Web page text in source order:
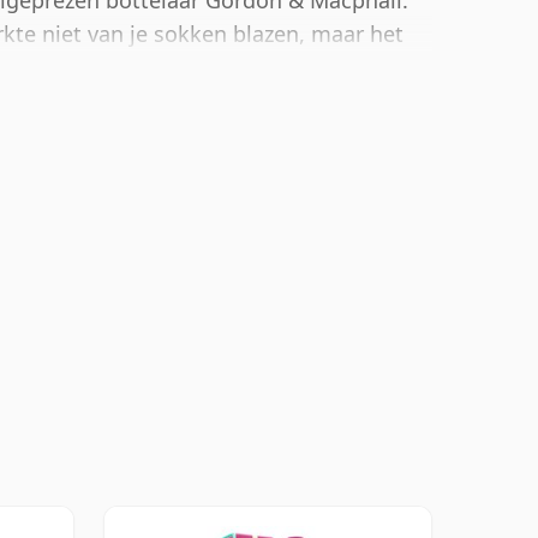
niet van je sokken blazen, maar het